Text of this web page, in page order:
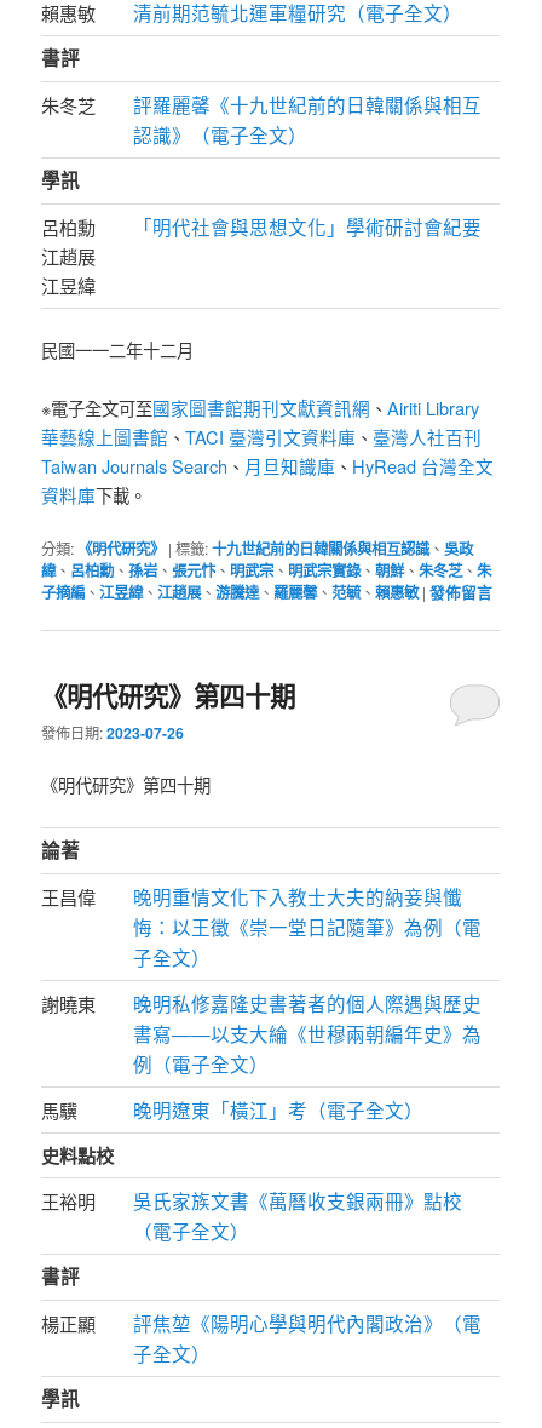
賴惠敏
清前期范毓北運軍糧研究（電子全文）
書評
朱冬芝
評羅麗馨《十九世紀前的日韓關係與相互
認識》（電子全文）
學訊
呂柏勳
江趙展
江昱緯
「明代社會與思想文化」學術研討會紀要
民國一一二年十二月
※電子全文可至國家圖書館期刊文獻資訊網 、Airiti Library
華藝線上圖書館 、TACI 臺灣引文資料庫 、 臺灣人社百刊
Taiwan Journals Search 、 月旦知識庫 、 HyRead 台灣全文
資料庫下載。
分類: 《明代研究》 |標籤:十九世紀前的日韓關係與相互認識、吳政
緯、 呂柏勳 、孫岩、張元忭、 明武宗、 明武宗實錄、朝鮮、朱冬芝、朱
子摘編 、江昱緯、江趙展、游騰達、羅麗馨、范毓、賴惠敏 |發佈留言
《明代研究》第四十期
發佈日期:2023-07-26
《明代研究》第四十期
論著
王昌偉
晚明重情文化下入教士大夫的納妾與懺
悔：以王徵《崇一堂日記隨筆》為例（電
子全文）
謝曉東
晚明私修嘉隆史書著者的個人際遇與歷史
書寫——以支大綸《世穆兩朝編年史》為
例（電子全文）
馬驥
晚明遼東「橫江」考（電子全文）
史料點校
王裕明
吳氏家族文書《萬曆收支銀兩冊》點校
（電子全文）
書評
楊正顯
評焦堃《陽明心學與明代內閣政治》（電
子全文）
學訊